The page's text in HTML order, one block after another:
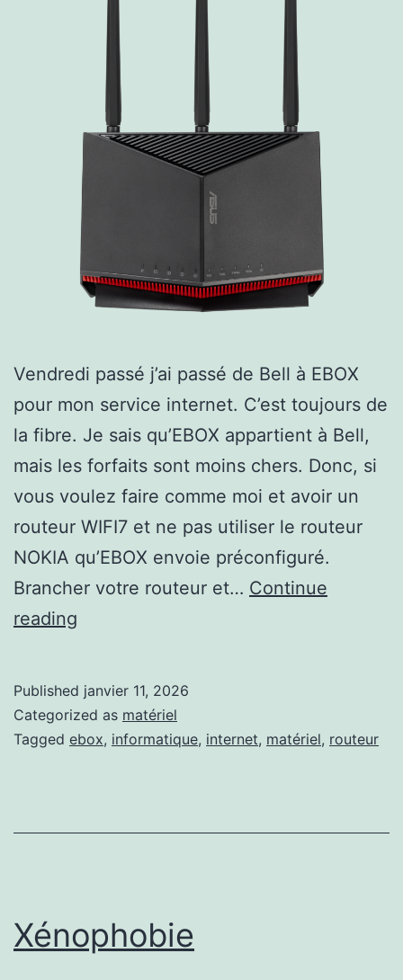
Vendredi passé j’ai passé de Bell à EBOX
pour mon service internet. C’est toujours de
la fibre. Je sais qu’EBOX appartient à Bell,
mais les forfaits sont moins chers. Donc, si
vous voulez faire comme moi et avoir un
routeur WIFI7 et ne pas utiliser le routeur
NOKIA qu’EBOX envoie préconfiguré.
Brancher votre routeur et… Continue
reading
RT-
BE86U
Published janvier 11, 2026
Categorized as matériel
Tagged ebox, informatique, internet, matériel, routeur
Xénophobie